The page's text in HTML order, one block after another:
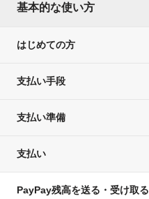
基本的な使い方
はじめての方
支払い手段
支払い準備
支払い
PayPay残高を送る・受け取る